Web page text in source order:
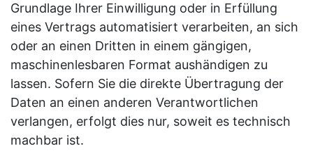
Grundlage Ihrer Einwilligung oder in Erfüllung
eines Vertrags automatisiert verarbeiten, an sich
oder an einen Dritten in einem gängigen,
maschinenlesbaren Format aushändigen zu
lassen. Sofern Sie die direkte Übertragung der
Daten an einen anderen Verantwortlichen
verlangen, erfolgt dies nur, soweit es technisch
machbar ist.